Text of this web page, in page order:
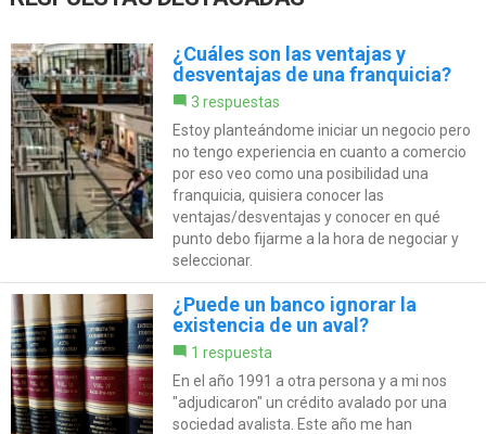
¿Cuáles son las ventajas y
desventajas de una franquicia?
3 respuestas
Estoy planteándome iniciar un negocio pero
no tengo experiencia en cuanto a comercio
por eso veo como una posibilidad una
franquicia, quisiera conocer las
ventajas/desventajas y conocer en qué
punto debo fijarme a la hora de negociar y
seleccionar.
¿Puede un banco ignorar la
existencia de un aval?
1 respuesta
En el año 1991 a otra persona y a mi nos
"adjudicaron" un crédito avalado por una
sociedad avalista. Este año me han